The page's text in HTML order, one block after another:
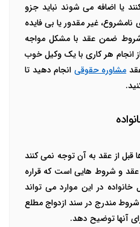
یا اضافه می شوند نباید جزو
غیر مقدور یا بی فایده
شروط ضمن عقد با مشکل مواجه
انجام هر کاری با یک وکیل خوب
مشاوره حقوقی انجام دهید تا
قبل از عقد به آن توجه نمی کنند
عقد و شروط هایی است که قراره
در این موارد می تواند
مندرج در سند ازدواج مطلع
آنها توضیح دهد.